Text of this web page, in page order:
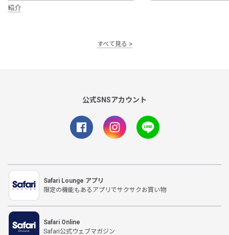
紹介
すべて見る
公式SNSアカウント
Safari Lounge アプリ
限定の機能もあるアプリでサクサクお買い物
Safari Online
Safari公式ウェブマガジン